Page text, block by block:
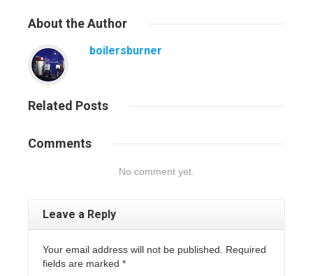
About the Author
boilersburner
Related Posts
Comments
No comment yet.
Leave a Reply
Your email address will not be published. Required
fields are marked *